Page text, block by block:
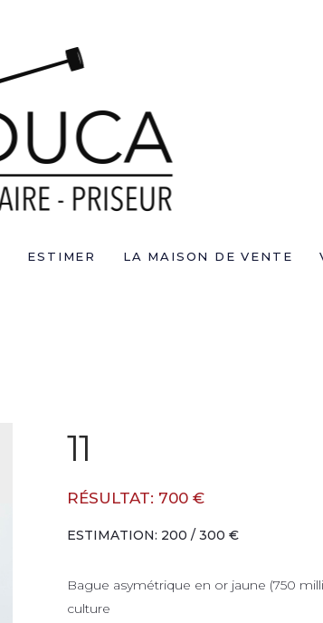
ESTIMER LA MAISON DE VENTE
11
RÉSULTAT: 700 €
ESTIMATION: 200 / 300 €
Bague asymétrique en or jaune (750
culture